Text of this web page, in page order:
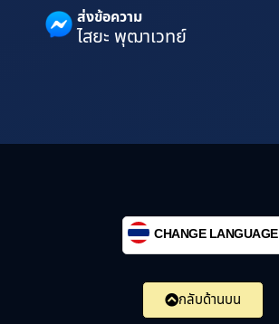
ส่งข้อความ
ไสยะ พุฒาเวทย์
CHANGE LANGUAGE
กลับด้านบน